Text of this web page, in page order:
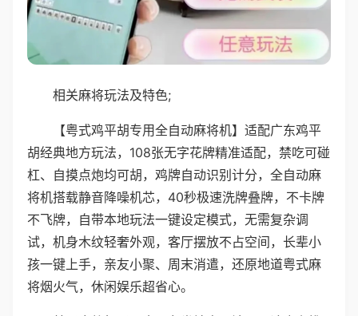
相关麻将玩法及特色;
【粤式鸡平胡专用全自动麻将机】适配广东鸡平
胡经典地方玩法，108张无字花牌精准适配，禁吃可碰
杠、自摸点炮均可胡，鸡牌自动识别计分，全自动麻
将机搭载静音降噪机芯，40秒极速洗牌叠牌，不卡牌
不飞牌，自带本地玩法一键设定模式，无需复杂调
试，机身木纹轻奢外观，客厅摆放不占空间，长辈小
孩一键上手，亲友小聚、周末消遣，还原地道粤式麻
将烟火气，休闲娱乐超省心。